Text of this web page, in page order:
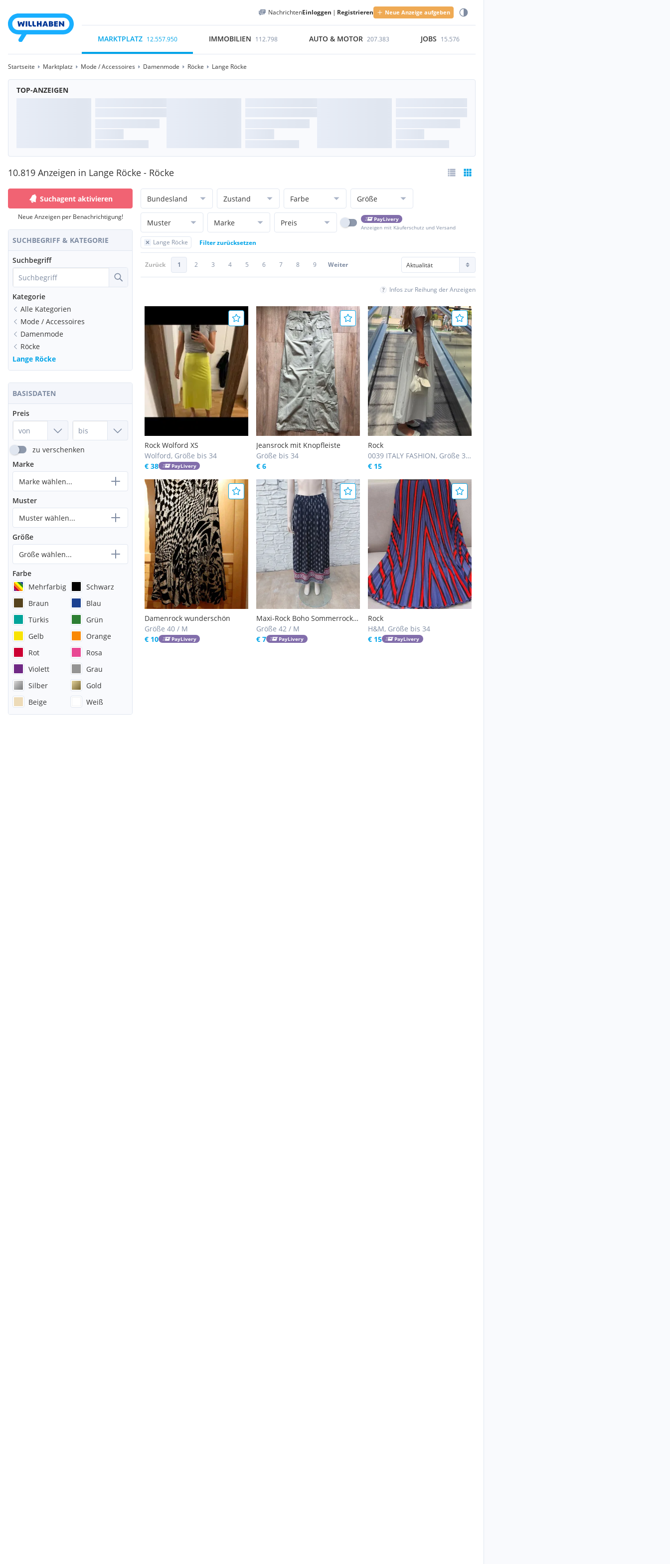
NachrichtenEinloggen | Registrieren Neue Anzeige aufgeben
MARKTPLATZ 12.557.950 IMMOBILIEN 112.798 AUTO & MOTOR 207.383 JOBS 15.576
Startseite Marktplatz Mode / Accessoires Damenmode Röcke Lange Röcke
TOP-ANZEIGEN
10.819 Anzeigen in Lange Röcke - Röcke
Suchagent aktivieren
Neue Anzeigen per Benachrichtigung!
SUCHBEGRIFF & KATEGORIE
Suchbegriff
Kategorie
Alle Kategorien
Mode / Accessoires
Damenmode
Röcke
Lange Röcke
BASISDATEN
Preis
zu verschenken
Marke
Marke wählen...
Muster
Muster wählen...
Größe
Größe wählen...
Farbe
Mehrfarbig
Schwarz
Braun
Blau
Türkis
Grün
Gelb
Orange
Rot
Rosa
Violett
Grau
Silber
Gold
Beige
Weiß
Bundesland Zustand Farbe Größe
Muster Marke Preis
PayLivery
Anzeigen mit Käuferschutz und Versand
Lange Röcke Filter zurücksetzen
Zurück 1 2 3 4 5 6 7 8 9 Weiter
Infos zur Reihung der Anzeigen
Rock Wolford XS
Wolford, Größe bis 34
€ 38
PayLivery
Jeansrock mit Knopfleiste
Größe bis 34
€ 6
Rock
0039 ITALY FASHION, Größe 36
/ S
€ 15
Damenrock wunderschön
Größe 40 / M
€ 10
PayLivery
Maxi-Rock Boho Sommerrock
mit Bordüre Gr L
Größe 42 / M
€ 7
PayLivery
Rock
H&M, Größe bis 34
€ 15
PayLivery